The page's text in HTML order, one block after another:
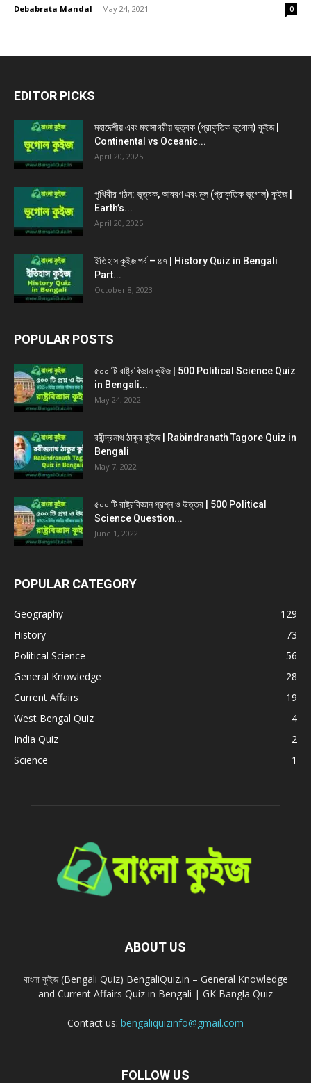
Debabrata Mandal - May 24, 2021 0
EDITOR PICKS
মহাদেশীয় এবং মহাসাগরীয় ভূত্বক (প্রাকৃতিক ভূগোল) কুইজ |
Continental vs Oceanic...
April 20, 2025
পৃথিবীর গঠন: ভূত্বক, আবরণ এবং মূল (প্রাকৃতিক ভূগোল) কুইজ |
Earth’s...
April 20, 2025
ইতিহাস কুইজ পর্ব – ৪৭ | History Quiz in Bengali
Part...
October 8, 2023
POPULAR POSTS
৫০০ টি রাষ্ট্রবিজ্ঞান কুইজ | 500 Political Science Quiz
in Bengali...
May 24, 2022
রবীন্দ্রনাথ ঠাকুর কুইজ | Rabindranath Tagore Quiz in
Bengali
May 7, 2022
৫০০ টি রাষ্ট্রবিজ্ঞান প্রশ্ন ও উত্তর | 500 Political
Science Question...
June 1, 2022
POPULAR CATEGORY
Geography
129
History
73
Political Science
56
General Knowledge
28
Current Affairs
19
West Bengal Quiz
4
India Quiz
2
Science
1
ABOUT US
বাংলা কুইজ (Bengali Quiz) BengaliQuiz.in – General Knowledge
and Current Affairs Quiz in Bengali | GK Bangla Quiz
Contact us: bengaliquizinfo@gmail.com
FOLLOW US